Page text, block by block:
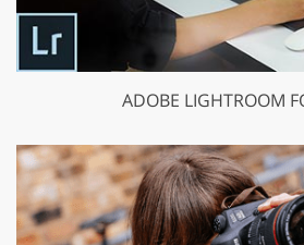
ADOBE LIGHTROOM